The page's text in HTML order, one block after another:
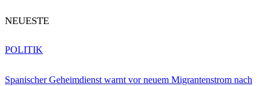
NEUESTE
Spanischer Geheimdienst warnt vor neuem Migrantenstrom nach
POLITIK